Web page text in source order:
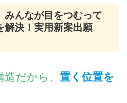
みんなが目をつむって
解決！実用新案出願
だから、 置く位置を